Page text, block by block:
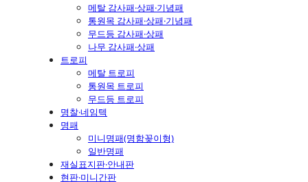
메탈 감사패·상패·기념패
통원목 감사패·상패·기념패
무드등 감사패·상패
나무 감사패·상패
트로피
메탈 트로피
통원목 트로피
무드등 트로피
명찰·네임텍
명패
미니명패(명함꽂이형)
일반명패
재실표지판·안내판
현판·미니간판